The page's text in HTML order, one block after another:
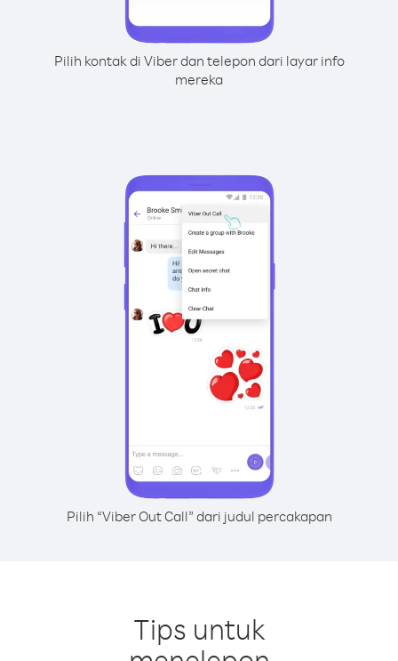
Pilih kontak di Viber dan telepon dari layar info
mereka
Pilih “Viber Out Call” dari judul percakapan
Tips untuk